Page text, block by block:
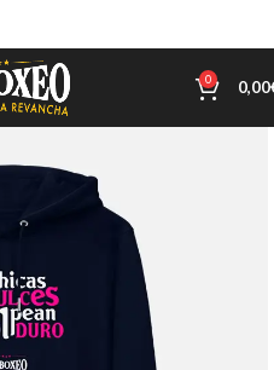
0 0,00